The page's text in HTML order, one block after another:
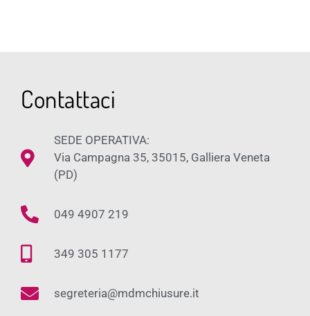
Contattaci
SEDE OPERATIVA:
Via Campagna 35, 35015, Galliera Veneta
(PD)
049 4907 219
349 305 1177
segreteria@mdmchiusure.it